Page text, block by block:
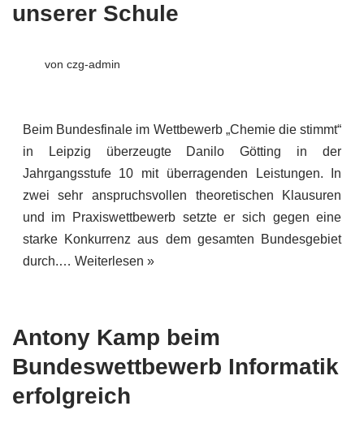
unserer Schule
von czg-admin
Beim Bundesfinale im Wettbewerb „Chemie die stimmt“
in Leipzig überzeugte Danilo Götting in der
Jahrgangsstufe 10 mit überragenden Leistungen. In
zwei sehr anspruchsvollen theoretischen Klausuren
und im Praxiswettbewerb setzte er sich gegen eine
starke Konkurrenz aus dem gesamten Bundesgebiet
durch.… Weiterlesen »
Antony Kamp beim
Bundeswettbewerb Informatik
erfolgreich